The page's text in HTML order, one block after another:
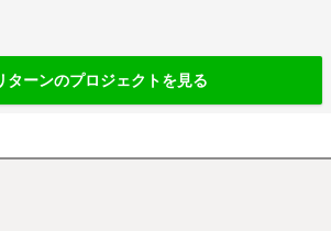
ターンのプロジェクトを見る